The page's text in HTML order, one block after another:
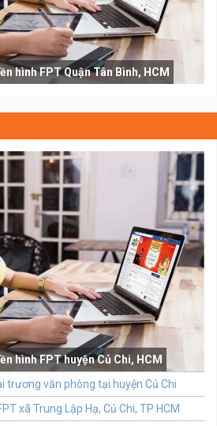
hình FPT Quận Tân Bình, HCM
hình FPT huyện Củ Chi, HCM
trương văn phòng tại huyện Củ Chi
xã Trung Lập Hạ, Củ Chi, TP HCM